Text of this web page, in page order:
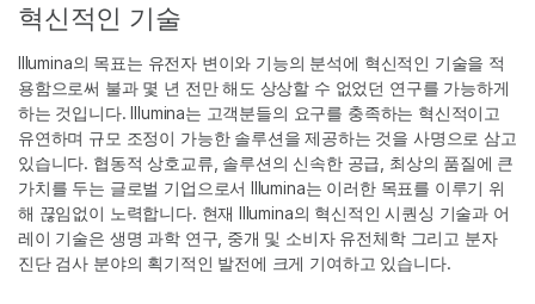
혁신적인 기술
Illumina의 목표는 유전자 변이와 기능의 분석에 혁신적인 기술을 적
용함으로써 불과 몇 년 전만 해도 상상할 수 없었던 연구를 가능하게
하는 것입니다. Illumina는 고객분들의 요구를 충족하는 혁신적이고
유연하며 규모 조정이 가능한 솔루션을 제공하는 것을 사명으로 삼고
있습니다. 협동적 상호교류, 솔루션의 신속한 공급, 최상의 품질에 큰
가치를 두는 글로벌 기업으로서 Illumina는 이러한 목표를 이루기 위
해 끊임없이 노력합니다. 현재 Illumina의 혁신적인 시퀀싱 기술과 어
레이 기술은 생명 과학 연구, 중개 및 소비자 유전체학 그리고 분자
진단 검사 분야의 획기적인 발전에 크게 기여하고 있습니다.